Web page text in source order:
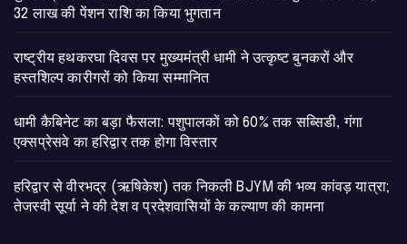
32 लाख की पेंशन राशि का किया भुगतान
राष्ट्रीय हथकरघा दिवस पर मुख्यमंत्री धामी ने उत्कृष्ट बुनकरों और
हस्तशिल्प कारीगरों को किया सम्मानित
​धामी कैबिनेट का बड़ा फैसला: पशुपालकों को 60% तक सब्सिडी, गंगा
एक्सप्रेसवे का हरिद्वार तक होगा विस्तार
​हरिद्वार से वीरभद्र (ऋषिकेश) तक निकली BJYM की भव्य कांवड़ यात्रा;
तेजस्वी सूर्या ने की देश व प्रदेशवासियों के कल्याण की कामना